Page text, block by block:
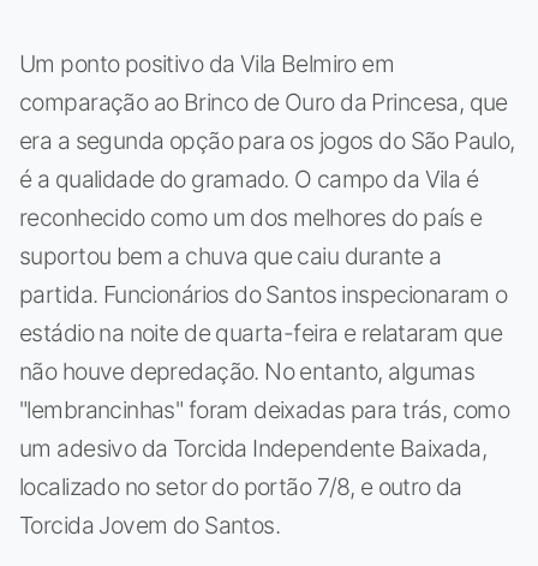
Um ponto positivo da Vila Belmiro em
comparação ao Brinco de Ouro da Princesa, que
era a segunda opção para os jogos do São Paulo,
é a qualidade do gramado. O campo da Vila é
reconhecido como um dos melhores do país e
suportou bem a chuva que caiu durante a
partida. Funcionários do Santos inspecionaram o
estádio na noite de quarta-feira e relataram que
não houve depredação. No entanto, algumas
"lembrancinhas" foram deixadas para trás, como
um adesivo da Torcida Independente Baixada,
localizado no setor do portão 7/8, e outro da
Torcida Jovem do Santos.